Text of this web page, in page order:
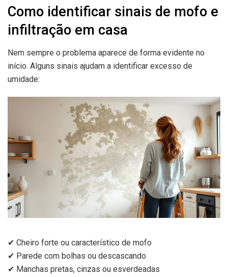
Como identificar sinais de mofo e
infiltração em casa
Nem sempre o problema aparece de forma evidente no
início. Alguns sinais ajudam a identificar excesso de
umidade:
✔ Cheiro forte ou característico de mofo
✔ Parede com bolhas ou descascando
✔ Manchas pretas, cinzas ou esverdeadas